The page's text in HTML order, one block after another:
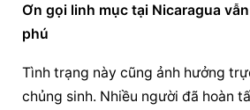
Ơn gọi linh mục tại Nicaragua
phú
Tình trạng này cũng ảnh hưởng
chủng sinh. Nhiều người đã hoàn